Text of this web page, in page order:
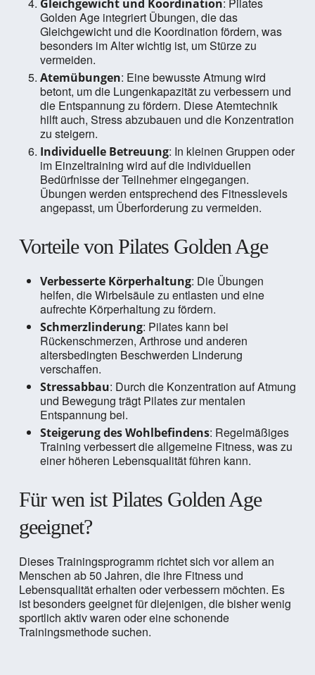
Gleichgewicht und Koordination
Golden Age integriert Übungen, die das
Gleichgewicht und die Koordination fördern, was
besonders im Alter wichtig ist, um Stürze zu
vermeiden.
Atemübungen: Eine bewusste Atmung wird
betont, um die Lungenkapazität zu verbessern und
die Entspannung zu fördern. Diese Atemtechnik
hilft auch, Stress abzubauen und die Konzentration
zu steigern.
Individuelle Betreuung: In kleinen Gruppen oder
im Einzeltraining wird auf die individuellen
Bedürfnisse der Teilnehmer eingegangen.
Übungen werden entsprechend des Fitnesslevels
angepasst, um Überforderung zu vermeiden.
Vorteile von Pilates Golden Age
Verbesserte Körperhaltung: Die Übungen
helfen, die Wirbelsäule zu entlasten und eine
aufrechte Körperhaltung zu fördern.
Schmerzlinderung: Pilates kann bei
Rückenschmerzen, Arthrose und anderen
altersbedingten Beschwerden Linderung
verschaffen.
Stressabbau: Durch die Konzentration auf Atmung
und Bewegung trägt Pilates zur mentalen
Entspannung bei.
Steigerung des Wohlbefindens: Regelmäßiges
Training verbessert die allgemeine Fitness, was zu
einer höheren Lebensqualität führen kann.
Für wen ist Pilates Golden Age
geeignet?
Dieses Trainingsprogramm richtet sich vor allem an
Menschen ab 50 Jahren, die ihre Fitness und
Lebensqualität erhalten oder verbessern möchten. Es
ist besonders geeignet für diejenigen, die bisher wenig
sportlich aktiv waren oder eine schonende
Trainingsmethode suchen.